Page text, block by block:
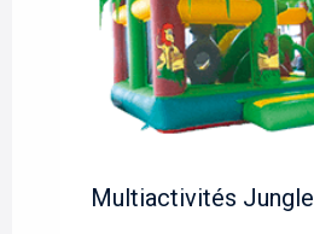
Multiactivités Jungle